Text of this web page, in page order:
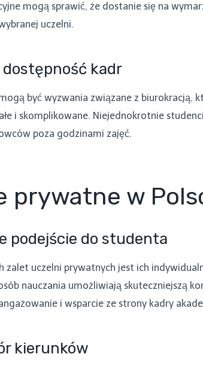
mogą sprawić, że dostanie się na
uczelni.
kadr
być wyzwania związane z biurokracją,
i skomplikowane. Niejednokrotnie
poza godzinami zajęć.
prywatne w
podejście do studenta
zalet uczelni prywatnych jest ich
nauczania umożliwiają skuteczniejszą
i wsparcie ze strony kadry
kierunków